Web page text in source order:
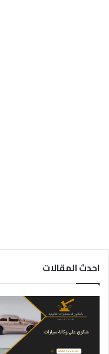
احدث المقالات